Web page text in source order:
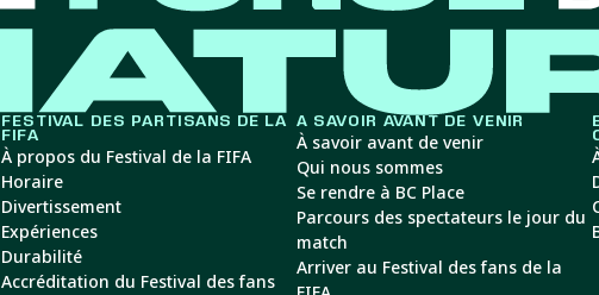
FESTIVAL DES PARTISANS DE LA
FIFA
À propos du Festival de la FIFA
Horaire
Divertissement
Expériences
Durabilité
Accréditation du Festival des fans
À SAVOIR AVANT DE VENIR
À savoir avant de venir
Qui nous sommes
Se rendre à BC Place
Parcours des spectateurs le jour du
match
Arriver au Festival des fans de la